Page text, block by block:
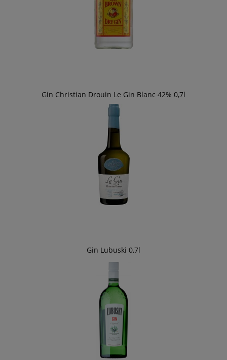
Gin Christian Drouin Le Gin Blanc 42% 0,7l
Gin Lubuski 0,7l